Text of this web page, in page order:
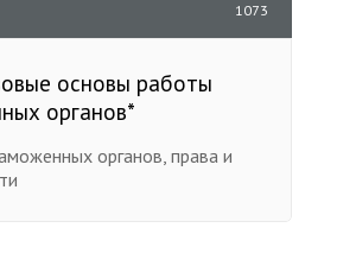
1073
основы работы
органов*
органов, права и